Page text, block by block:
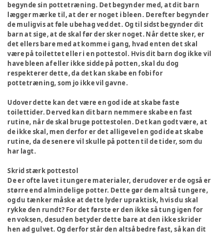
begynde sin pottetræning. Det begynder med, at dit barn
lægger mærke til, at der er noget i bleen. Derefter begynder
de muligvis at føle ubehag ved det. Og til sidst begynder dit
barn at sige, at de skal før der sker noget. Når dette sker, er
det ellers bare med at komme i gang, hvad enten det skal
være på toilettet eller i en pottestol. Hvis dit barn dog ikke vil
have bleen af eller ikke sidde på potten, skal du dog
respekterer dette, da det kan skabe en fobi for
pottetræning, som jo ikke vil gavne.
Udover dette kan det være en god ide at skabe faste
toilettider. Derved kan dit barn nemmere skabe en fast
rutine, når de skal bruge pottestolen. Det kan godt være, at
de ikke skal, men derfor er det alligevel en god ide at skabe
rutine, da de senere vil skulle på potten til de tider, som du
har lagt.
Skrid stærk pottestol
De er ofte lavet i tungere materialer, derudover er de også er
større end almindelige potter. Dette gør dem altså tungere,
og du tænker måske at dette lyder upraktisk, hvis du skal
rykke den rundt? For det første er den ikke så tung igen for
en voksen, desuden betyder dette bare at den ikke skrider
hen ad gulvet. Og derfor står den altså bedre fast, så kan dit